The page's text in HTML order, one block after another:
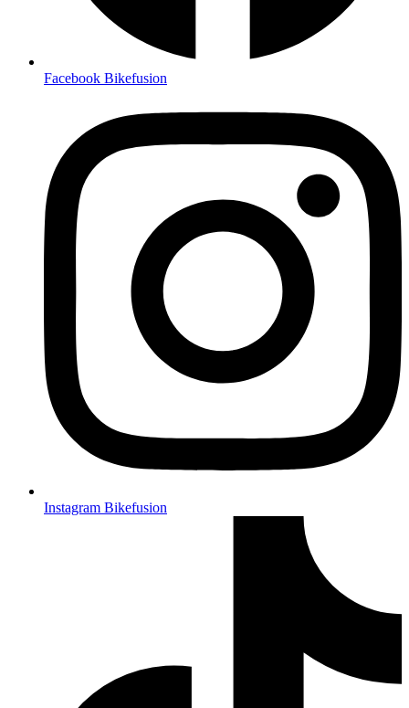
Facebook Bikefusion
Instagram Bikefusion